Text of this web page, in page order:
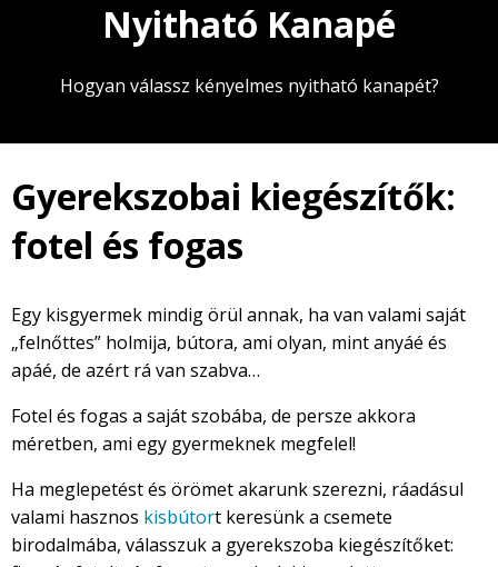
Nyitható Kanapé
Hogyan válassz kényelmes nyitható kanapét?
Gyerekszobai kiegészítők:
fotel és fogas
Egy kisgyermek mindig örül annak, ha van valami saját
„felnőttes” holmija, bútora, ami olyan, mint anyáé és
apáé, de azért rá van szabva…
Fotel és fogas a saját szobába, de persze akkora
méretben, ami egy gyermeknek megfelel!
Ha meglepetést és örömet akarunk szerezni, ráadásul
valami hasznos kisbútort keresünk a csemete
birodalmába, válasszuk a gyerekszoba kiegészítőket: